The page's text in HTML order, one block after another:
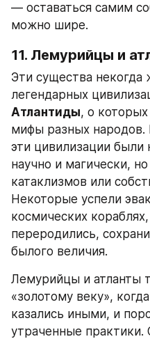
— оставаться самим
можно шире.
11. Лемурийцы и
Эти существа некогда
легендарных
Атлантиды, о
мифы разных народов.
эти цивилизации были
научно и магически,
катаклизмов или
Некоторые успели
космических
переродились,
былого величия.
Лемурийцы и атланты
«золотому веку»,
казались иными, и
утраченные практики.